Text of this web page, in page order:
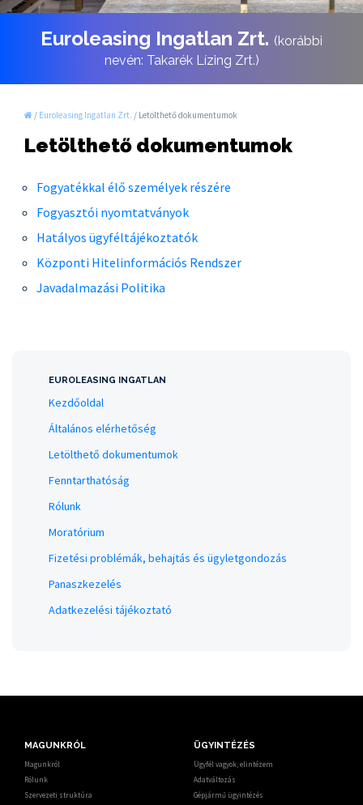
Euroleasing Ingatlan Zrt. (korábbi
nevén: Takarék Lízing Zrt.)
/ Euroleasing Ingatlan Zrt. / Letölthető dokumentumok
Letölthető dokumentumok
Fogyatékkal élő személyek részére
Fogyasztói nyomtatványok
Hatályos ügyféltájékoztatók
Központi Hitelinformációs Rendszer
Javadalmazási Politika
EUROLEASING INGATLAN
Kezdőoldal
Általános elérhetőség
Letölthető dokumentumok
Fenntarthatóság
Rólunk
Moratórium
Fizetési problémák, behajtás és ügyletgondozás
Panaszkezelés
Adatkezelési tájékoztató
MAGUNKRÓL
Magunkról
Rólunk
Szervezeti struktúra
ÜGYINTÉZÉS
Ügyfél vagyok, elintézem
Adatváltozás
Gépjármű ügyintézés